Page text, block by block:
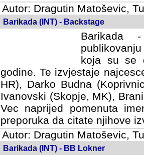
Autor: Dragutin Matoševic,
Barikada (INT) - Backstage
Barikada
koja su se
godine. Te izvjestaje
HR), Darko Budna
Ivanovski (Skopje, MK),
Vec naprijed pomenuta
preporuka da citate njihove
Autor: Dragutin Matoševic,
Barikada (INT) - BB Lokner